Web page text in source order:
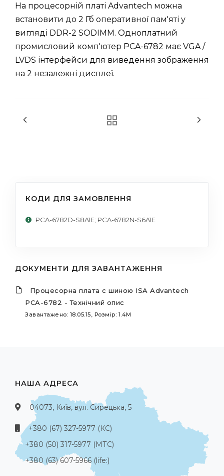
На процесорній платі Advantech можна
встановити до 2 Гб оперативної пам'яті у
вигляді DDR-2 SODIMM. Одноплатний
промисловий комп'ютер PCA-6782 має VGA /
LVDS інтерфейси для виведення зображення
на 2 незалежні дисплеї.
КОДИ ДЛЯ ЗАМОВЛЕННЯ
PCA-6782D-S8A1E; PCA-6782N-S6A1E
ДОКУМЕНТИ ДЛЯ ЗАВАНТАЖЕННЯ
Процесорна плата c шиною ISA Advantech
PCA-6782 - Технічний опис
Завантажено: 18.05.15, Розмір: 1.4M
НАША АДРЕСА
04073, Київ, вул. Сирецька, 5
+380 (67) 327-5977 (КС)
+380 (50) 317-5977 (МТС)
+380 (63) 607-5966 (life:)